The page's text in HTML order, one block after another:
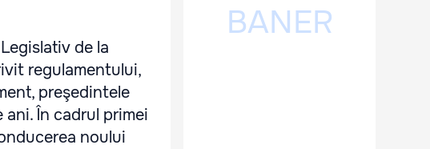
de la
regulamentului,
preşedintele
În cadrul primei
noului